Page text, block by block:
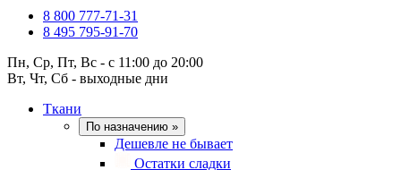
8 800 777-71-31
8 495 795-91-70
Пн, Ср, Пт, Вс - с 11:00 до 20:00
Вт, Чт, Сб - выходные дни
Ткани
По назначению »
Дешевле не бывает
Остатки сладки